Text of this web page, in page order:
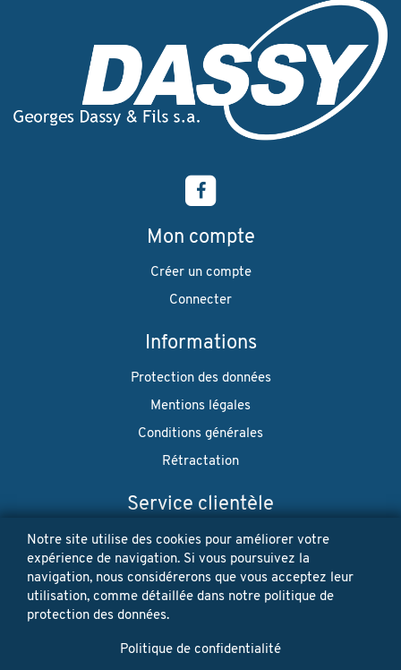
Mon compte
Créer un compte
Connecter
Informations
Protection des données
Mentions légales
Conditions générales
Rétractation
Service clientèle
Envoi
Newsletter
Restez à jour! Vos données personnelles ne seront jamais
vendues ni louées. Désinscription possible à tout moment.
Notre site utilise des cookies pour améliorer votre
expérience de navigation. Si vous poursuivez la
navigation, nous considérerons que vous acceptez leur
utilisation, comme détaillée dans notre politique de
protection des données.
Politique de confidentialité